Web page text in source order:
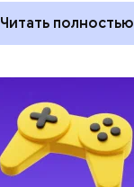
Читать полностью